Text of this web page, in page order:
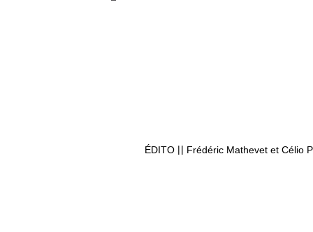
ÉDITO || Frédéric Mathevet et Célio